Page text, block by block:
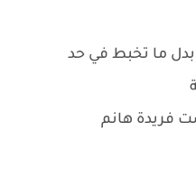
ما تخبط في حد
فريدة هانم